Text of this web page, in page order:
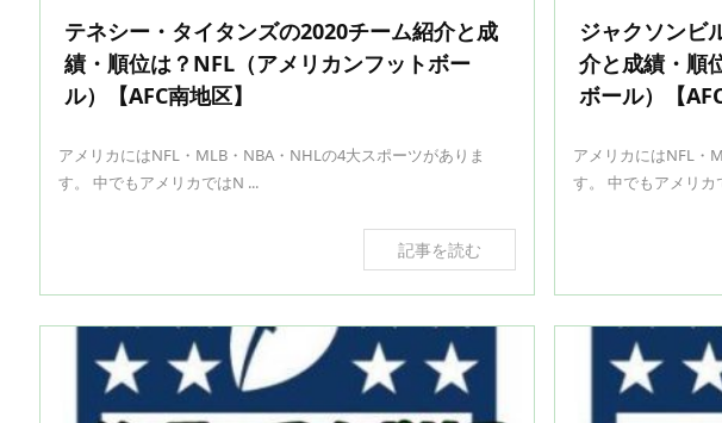
テネシー・タイタンズの2020チーム紹介と成
績・順位は？NFL（アメリカンフットボー
ル）【AFC南地区】
アメリカにはNFL・MLB・NBA・NHLの4大スポーツがありま
す。 中でもアメリカではN ...
記事を読む
ジャクソンビ
介と成績・順
ボール）【
アメリカにはNFL・
す。 中でもアメリカ